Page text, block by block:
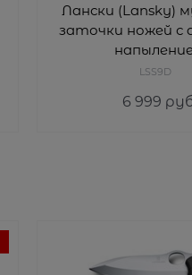
Лански (Lansky)
заточки ножей с
LSS9D
6 999